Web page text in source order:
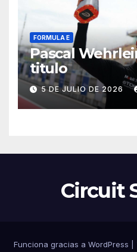
FORMULA E
Pascal
titulo
5 DE JULIO DE 2026
Circuit
Funciona gracias a WordPress